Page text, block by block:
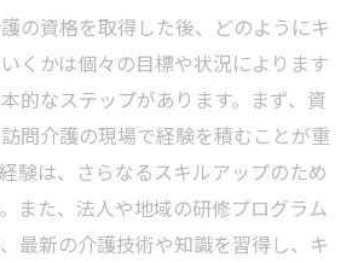
の資格を取得した後、どのようにキ
くかは個々の目標や状況によります
的なステップがあります。まず、資
問介護の現場で経験を積むことが重
験は、さらなるスキルアップのため
また、法人や地域の研修プログラム
最新の介護技術や知識を習得し、キ